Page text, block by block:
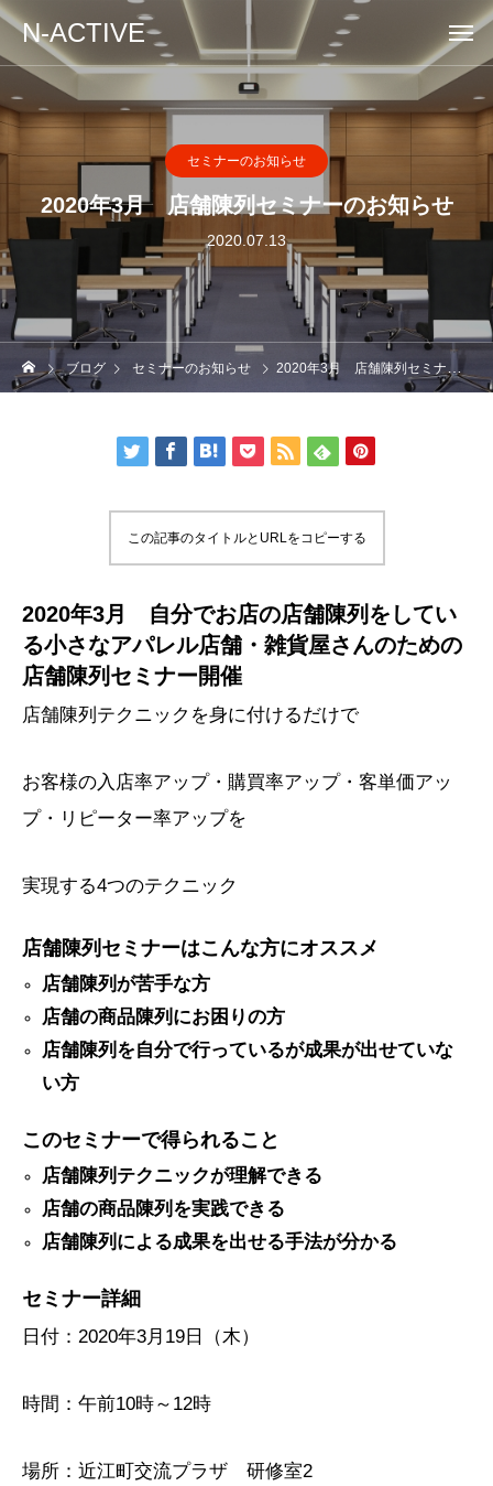
N-ACTIVE
セミナーのお知らせ
2020年3月 店舗陳列セミナーのお知らせ
2020.07.13
ブログ セミナーのお知らせ 2020年3月 店舗陳列セミナーのお知らせ
この記事のタイトルとURLをコピーする
2020年3月 自分でお店の店舗陳列をしてい
る小さなアパレル店舗・雑貨屋さんのための
店舗陳列セミナー開催
店舗陳列テクニックを身に付けるだけで
お客様の入店率アップ・購買率アップ・客単価アッ
プ・リピーター率アップを
実現する4つのテクニック
店舗陳列 セミナーはこんな方にオススメ
店舗陳列が苦手な方
店舗の商品陳列にお困りの方
店舗陳列を自分で行っているが成果が出せていな
い方
このセミナーで得られること
店舗陳列 テクニックが理解できる
店舗の商品陳列を実践できる
店舗陳列による成果を出せる手法が分かる
セミナー詳細
日付：2020年3月19日（木）
時間：午前10時～12時
場所：近江町交流プラザ 研修室2